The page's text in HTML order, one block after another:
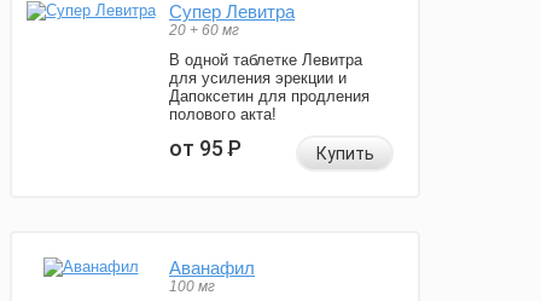
Супер Левитра
20 + 60 мг
В одной таблетке Левитра
для усиления эрекции и
Дапоксетин для продления
полового акта!
от 95Р Купить
Аванафил
100 мг